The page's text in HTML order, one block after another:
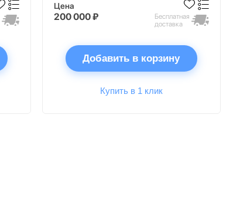
Цена
200 000 ₽
Бесплатная
доставка
Добавить в корзину
Купить в 1 клик